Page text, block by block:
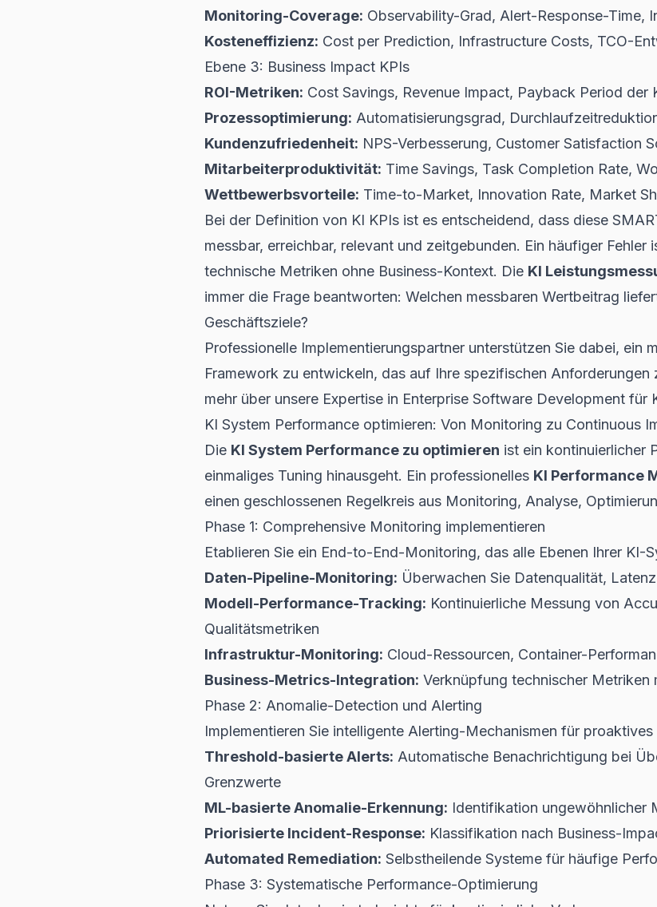
Monitoring-Coverage: Observability-Grad, Alert-Response-Time,
Kosteneffizienz: Cost per Prediction, Infrastructure Costs, TCO-
Ebene 3: Business Impact KPIs
ROI-Metriken: Cost Savings, Revenue Impact, Payback Period der
Prozessoptimierung: Automatisierungsgrad,
Kundenzufriedenheit: NPS-Verbesserung, Customer Satisfaction
Mitarbeiterproduktivität: Time Savings, Task Completion Rate,
Wettbewerbsvorteile: Time-to-Market, Innovation Rate, Market
Bei der Definition von KI KPIs ist es entscheidend, dass diese
messbar, erreichbar, relevant und zeitgebunden. Ein häufiger Fehler
technische Metriken ohne Business-Kontext. Die KI
immer die Frage beantworten: Welchen messbaren Wertbeitrag
Geschäftsziele?
Professionelle Implementierungspartner unterstützen Sie dabei, ein
Framework zu entwickeln, das auf Ihre spezifischen Anforderungen
mehr über unsere Expertise in Enterprise Software Development für
KI System Performance optimieren: Von Monitoring zu Continuous
Die KI System Performance zu optimieren ist ein kontinuierlicher
einmaliges Tuning hinausgeht. Ein professionelles KI Performance
einen geschlossenen Regelkreis aus Monitoring, Analyse,
Phase 1: Comprehensive Monitoring implementieren
Etablieren Sie ein End-to-End-Monitoring, das alle Ebenen Ihrer KI-
Daten-Pipeline-Monitoring: Überwachen Sie Datenqualität,
Modell-Performance-Tracking: Kontinuierliche Messung von
Qualitätsmetriken
Infrastruktur-Monitoring: Cloud-Ressourcen, Container-
Business-Metrics-Integration: Verknüpfung technischer Metriken
Phase 2: Anomalie-Detection und Alerting
Implementieren Sie intelligente Alerting-Mechanismen für
Threshold-basierte Alerts: Automatische Benachrichtigung bei
Grenzwerte
ML-basierte Anomalie-Erkennung: Identifikation ungewöhnlicher
Priorisierte Incident-Response: Klassifikation nach Business-
Automated Remediation: Selbstheilende Systeme für häufige
Phase 3: Systematische Performance-Optimierung